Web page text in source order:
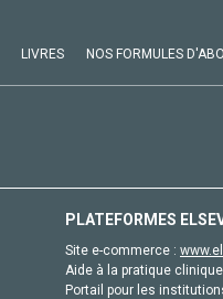
LIVRES NOS FORMULES
PLATEFORMES
Site e-commerce :
Aide à la pratique
Portail pour les